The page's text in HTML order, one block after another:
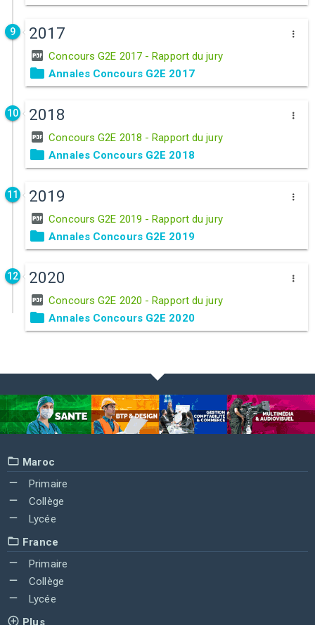
9 2017
Concours G2E 2017 - Rapport du jury
Annales Concours G2E 2017
10 2018
Concours G2E 2018 - Rapport du jury
Annales Concours G2E 2018
11 2019
Concours G2E 2019 - Rapport du jury
Annales Concours G2E 2019
12 2020
Concours G2E 2020 - Rapport du jury
Annales Concours G2E 2020
Maroc
Primaire
Collège
Lycée
France
Primaire
Collège
Lycée
Plus